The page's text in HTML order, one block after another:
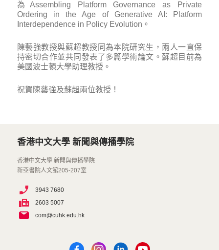
為Assembling Platform Governance as Private
Ordering in the Age of Generative AI: Platform
Interdependence in Policy Evolution。
陳藝強教授與蘇超教授同為本院研究生，兩人一直保
持密切合作並共同發表了多篇學術論文。蘇超目前為
美國波士頓大學助理教授。
祝賀陳藝強及蘇超兩位教授！
香港中文大學 新聞與傳播學院
香港中文大學 新聞與傳播學院
新亞書院人文館205-207室
3943 7680
2603 5007
com@cuhk.edu.hk